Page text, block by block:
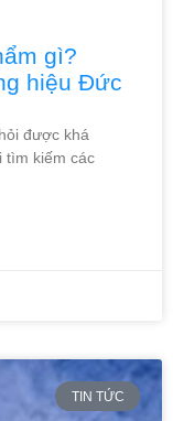
gì?
hiệu Đức
được khá
tìm kiếm các
TIN TỨC